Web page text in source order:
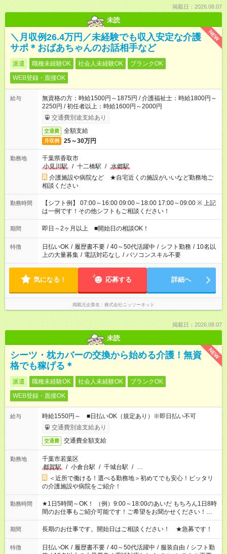
掲載日：2026.08.07
未読
NEW
＼月収例26.4万円／未経験でも収入安定な介護
サポ＊おばあちゃんのお話相手など
派遣 職種未経験OK 社会人未経験OK
ブランクOK
WEB登録・面接OK
給与
無資格の方：時給1500円～1875円 / 介護福祉士：時給1800円～
2250円 / 初任者以上：時給1600円～2000円
交通費別途支給あり
交通費 全額支給
月収例 25～30万円
勤務地
千葉県香取市
小見川駅
/ 十二橋駅 / 水郷駅
介護施設や病院など ★自宅近くの施設がいいなど勤務地ご
相談ください
勤務時間
【シフト例】 07:00～16:00 09:00～18:00 17:00～09:00 ※ 上記
は一例です！その他シフトもご相談ください！
期間 即日～2ヶ月以上 ■開始日の相談OK！
特徴 日払いOK / 履歴書不要 / 40～50代活躍中 / シフト勤務 / 10名以
上の大量募集 / 電話対応なし / パソコンスキル不要
気になる！ 応募する 詳細へ
掲載元企業名 株式会社ニッソーネット
掲載日：2026.08.07
未読
NEW
シーツ・枕カバーの交換から始める介護！無資
格でも稼げる＊
派遣 職種未経験OK 社会人未経験OK
ブランクOK
WEB登録・面接OK
給与
時給1550円～ ■日払いOK（規定あり）※即日払い不可
交通費別途支給あり
交通費 交通費全額支給
勤務地
千葉市若葉区
都賀駅
/ 小倉台駅 / 千城台駅 / …
＜近所で働ける！選べる勤務地＞初めてでも安心！ピッタリ
の介護施設や病院をご紹介！
勤務時間
★1日5時間～OK！ （例）9:00～18:00のあいだ もちろん1日8時
間のお仕事もご紹介可能です！ご希望をお聞かせください！★家
庭の都合でお休みが必要な場合も遠慮なくご相談ください。 ※
週最低15時間以上の勤務が必要です
期間 長期のお仕事です。開始日はご相談ください！ ★急募です！
特徴 日払いOK / 履歴書不要 / 40～50代活躍中 / 服装自由 / シフト勤